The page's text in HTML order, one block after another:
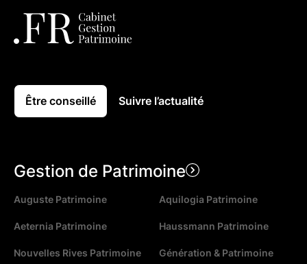
Être conseillé Suivre l’actualité
Gestion de Patrimoine
Auguste Patrimoine Aquilogia Patrimoine
Aeternia Patrimoine Haussmann Patrimoine
Nouvelles Rives Patrimoine Génération & Patrimoine